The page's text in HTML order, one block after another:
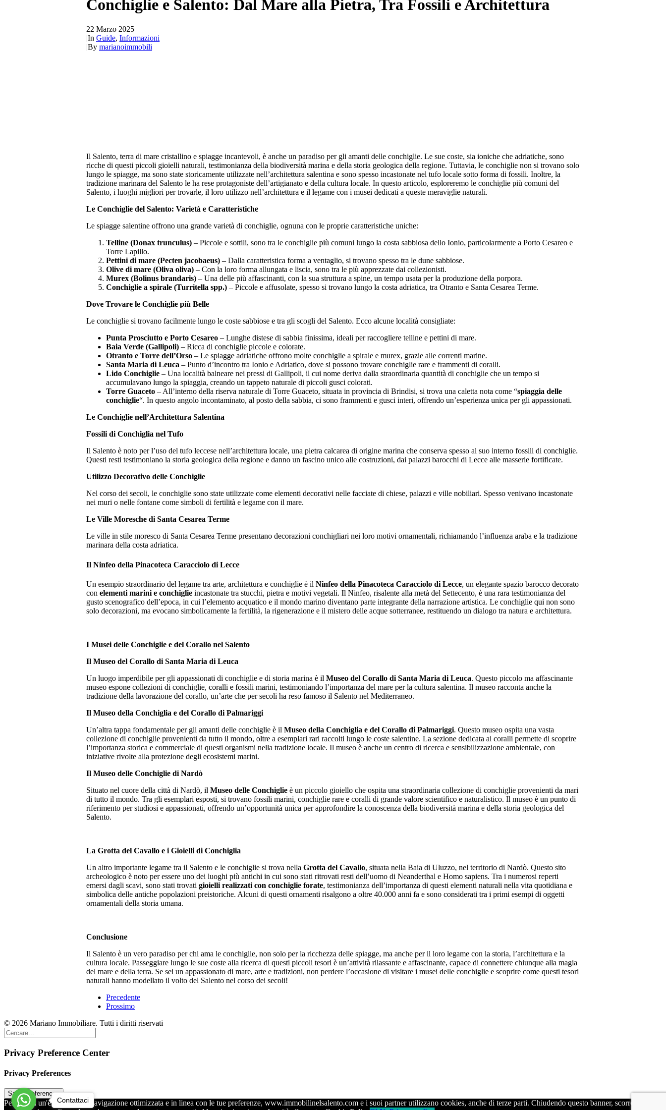
Conchiglie e Salento: Dal Mare alla Pietra, Tra Fossili e Architettura
22 Marzo 2025
|In Guide, Informazioni
|By marianoimmobili
Il Salento, terra di mare cristallino e spiagge incantevoli, è anche un paradiso per gli amanti delle conchiglie. Le sue coste, sia ioniche che adriatiche, sono
ricche di questi piccoli gioielli naturali, testimonianza della biodiversità marina e della storia geologica della regione. Tuttavia, le conchiglie non si trovano solo
lungo le spiagge, ma sono state storicamente utilizzate nell’architettura salentina e sono spesso incastonate nel tufo locale sotto forma di fossili. Inoltre, la
tradizione marinara del Salento le ha rese protagoniste dell’artigianato e della cultura locale. In questo articolo, esploreremo le conchiglie più comuni del
Salento, i luoghi migliori per trovarle, il loro utilizzo nell’architettura e il legame con i musei dedicati a queste meraviglie naturali.
Le Conchiglie del Salento: Varietà e Caratteristiche
Le spiagge salentine offrono una grande varietà di conchiglie, ognuna con le proprie caratteristiche uniche:
Telline (Donax trunculus) – Piccole e sottili, sono tra le conchiglie più comuni lungo la costa sabbiosa dello Ionio, particolarmente a Porto Cesareo e
Torre Lapillo.
Pettini di mare (Pecten jacobaeus) – Dalla caratteristica forma a ventaglio, si trovano spesso tra le dune sabbiose.
Olive di mare (Oliva oliva) – Con la loro forma allungata e liscia, sono tra le più apprezzate dai collezionisti.
Murex (Bolinus brandaris) – Una delle più affascinanti, con la sua struttura a spine, un tempo usata per la produzione della porpora.
Conchiglie a spirale (Turritella spp.) – Piccole e affusolate, spesso si trovano lungo la costa adriatica, tra Otranto e Santa Cesarea Terme.
Dove Trovare le Conchiglie più Belle
Le conchiglie si trovano facilmente lungo le coste sabbiose e tra gli scogli del Salento. Ecco alcune località consigliate:
Punta Prosciutto e Porto Cesareo – Lunghe distese di sabbia finissima, ideali per raccogliere telline e pettini di mare.
Baia Verde (Gallipoli) – Ricca di conchiglie piccole e colorate.
Otranto e Torre dell’Orso – Le spiagge adriatiche offrono molte conchiglie a spirale e murex, grazie alle correnti marine.
Santa Maria di Leuca – Punto d’incontro tra Ionio e Adriatico, dove si possono trovare conchiglie rare e frammenti di coralli.
Lido Conchiglie – Una località balneare nei pressi di Gallipoli, il cui nome deriva dalla straordinaria quantità di conchiglie che un tempo si
accumulavano lungo la spiaggia, creando un tappeto naturale di piccoli gusci colorati.
Torre Guaceto –All’interno della riserva naturale di Torre Guaceto, situata in provincia di Brindisi, si trova una caletta nota come “spiaggia delle
conchiglie“. In questo angolo incontaminato, al posto della sabbia, ci sono frammenti e gusci interi, offrendo un’esperienza unica per gli appassionati.
Le Conchiglie nell’Architettura Salentina
Fossili di Conchiglia nel Tufo
Il Salento è noto per l’uso del tufo leccese nell’architettura locale, una pietra calcarea di origine marina che conserva spesso al suo interno fossili di conchiglie.
Questi resti testimoniano la storia geologica della regione e danno un fascino unico alle costruzioni, dai palazzi barocchi di Lecce alle masserie fortificate.
Utilizzo Decorativo delle Conchiglie
Nel corso dei secoli, le conchiglie sono state utilizzate come elementi decorativi nelle facciate di chiese, palazzi e ville nobiliari. Spesso venivano incastonate
nei muri o nelle fontane come simboli di fertilità e legame con il mare.
Le Ville Moresche di Santa Cesarea Terme
Le ville in stile moresco di Santa Cesarea Terme presentano decorazioni conchigliari nei loro motivi ornamentali, richiamando l’influenza araba e la tradizione
marinara della costa adriatica.
Il Ninfeo della Pinacoteca Caracciolo di Lecce
Un esempio straordinario del legame tra arte, architettura e conchiglie è il Ninfeo della Pinacoteca Caracciolo di Lecce, un elegante spazio barocco decorato
con elementi marini e conchiglie incastonate tra stucchi, pietra e motivi vegetali. Il Ninfeo, risalente alla metà del Settecento, è una rara testimonianza del
gusto scenografico dell’epoca, in cui l’elemento acquatico e il mondo marino diventano parte integrante della narrazione artistica. Le conchiglie qui non sono
solo decorazioni, ma evocano simbolicamente la fertilità, la rigenerazione e il mistero delle acque sotterranee, restituendo un dialogo tra natura e architettura.
I Musei delle Conchiglie e del Corallo nel Salento
Il Museo del Corallo di Santa Maria di Leuca
Un luogo imperdibile per gli appassionati di conchiglie e di storia marina è il Museo del Corallo di Santa Maria di Leuca. Questo piccolo ma affascinante
museo espone collezioni di conchiglie, coralli e fossili marini, testimoniando l’importanza del mare per la cultura salentina. Il museo racconta anche la
tradizione della lavorazione del corallo, un’arte che per secoli ha reso famoso il Salento nel Mediterraneo.
Il Museo della Conchiglia e del Corallo di Palmariggi
Un’altra tappa fondamentale per gli amanti delle conchiglie è il Museo della Conchiglia e del Corallo di Palmariggi. Questo museo ospita una vasta
collezione di conchiglie provenienti da tutto il mondo, oltre a esemplari rari raccolti lungo le coste salentine. La sezione dedicata ai coralli permette di scoprire
l’importanza storica e commerciale di questi organismi nella tradizione locale. Il museo è anche un centro di ricerca e sensibilizzazione ambientale, con
iniziative rivolte alla protezione degli ecosistemi marini.
Il Museo delle Conchiglie di Nardò
Situato nel cuore della città di Nardò, il Museo delle Conchiglie è un piccolo gioiello che ospita una straordinaria collezione di conchiglie provenienti da mari
di tutto il mondo. Tra gli esemplari esposti, si trovano fossili marini, conchiglie rare e coralli di grande valore scientifico e naturalistico. Il museo è un punto di
riferimento per studiosi e appassionati, offrendo un’opportunità unica per approfondire la conoscenza della biodiversità marina e della storia geologica del
Salento.
La Grotta del Cavallo e i Gioielli di Conchiglia
Un altro importante legame tra il Salento e le conchiglie si trova nella Grotta del Cavallo, situata nella Baia di Uluzzo, nel territorio di Nardò. Questo sito
archeologico è noto per essere uno dei luoghi più antichi in cui sono stati ritrovati resti dell’uomo di Neanderthal e Homo sapiens. Tra i numerosi reperti
emersi dagli scavi, sono stati trovati gioielli realizzati con conchiglie forate, testimonianza dell’importanza di questi elementi naturali nella vita quotidiana e
simbolica delle antiche popolazioni preistoriche. Alcuni di questi ornamenti risalgono a oltre 40.000 anni fa e sono considerati tra i primi esempi di oggetti
ornamentali della storia umana.
Conclusione
Il Salento è un vero paradiso per chi ama le conchiglie, non solo per la ricchezza delle spiagge, ma anche per il loro legame con la storia, l’architettura e la
cultura locale. Passeggiare lungo le sue coste alla ricerca di questi piccoli tesori è un’attività rilassante e affascinante, capace di connettere chiunque alla magia
del mare e della terra. Se sei un appassionato di mare, arte e tradizioni, non perdere l’occasione di visitare i musei delle conchiglie e scoprire come questi tesori
naturali hanno modellato il volto del Salento nel corso dei secoli!
Precedente
Prossimo
© 2026 Mariano Immobiliare. Tutti i diritti riservati
Privacy Preference Center
Privacy Preferences
Contattaci
Per offrirti un'esperienza di navigazione ottimizzata e in linea con le tue preferenze, www.immobilinelsalento.com e i suoi partner utilizzano cookies, anche di terze parti. Chiudendo questo banner, scorrendo